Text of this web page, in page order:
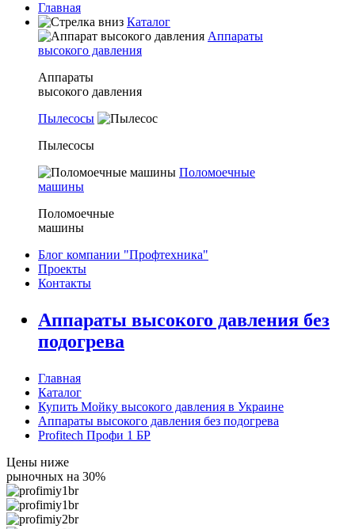
Главная
Каталог
Аппараты
высокого давления
Аппараты
высокого давления
Пылесосы
Пылесосы
Поломоечные
машины
Поломоечные
машины
Блог компании "Профтехника"
Проекты
Контакты
Аппараты высокого давления без
подогрева
Главная
Каталог
Купить Мойку высокого давления в Украине
Аппараты высокого давления без подогрева
Profitech Профи 1 БР
Цены ниже
рыночных на 30%